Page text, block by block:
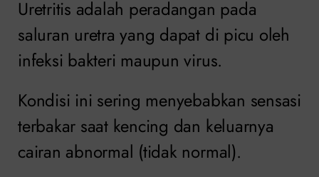
Uretritis adalah peradangan pada
saluran uretra yang dapat di picu oleh
infeksi bakteri maupun virus.
Kondisi ini sering menyebabkan sensasi
terbakar saat kencing dan keluarnya
cairan abnormal (tidak normal).